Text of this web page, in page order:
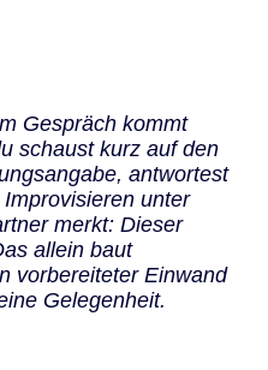
Gespräch kommt
schaust kurz auf den
antwortest
unter
merkt: Dieser
allein baut
vorbereiteter Einwand
Gelegenheit.